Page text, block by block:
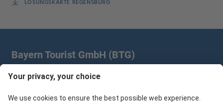
LÖSUNGSKARTE REGENSBURG
Bayern Tourist GmbH (BTG)
Prinz-Ludwig-Palais | Türkenstr. 7 | 80333 München
branchenpartner@btg-service.de